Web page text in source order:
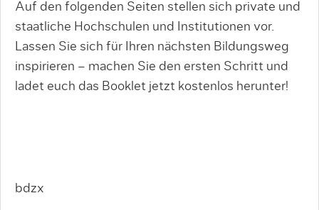
Auf den folgenden Seiten stellen sich private und
staatliche Hochschulen und Institutionen vor.
Lassen Sie sich für Ihren nächsten Bildungsweg
inspirieren – machen Sie den ersten Schritt und
ladet euch das Booklet jetzt kostenlos herunter!
bdzx